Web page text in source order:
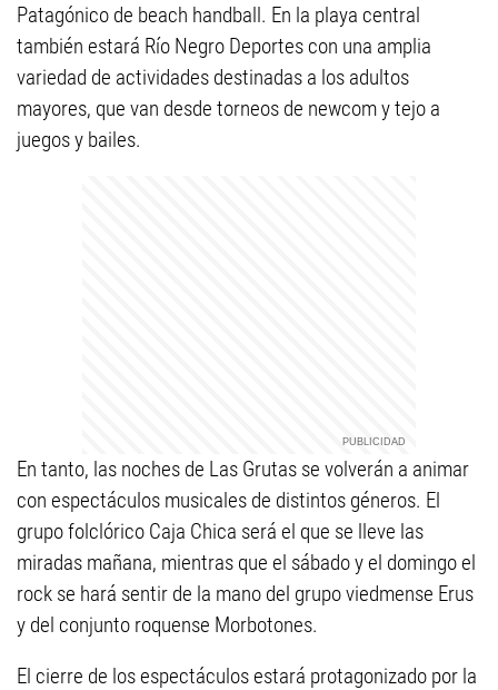
Patagónico de beach handball. En la playa central
también estará Río Negro Deportes con una amplia
variedad de actividades destinadas a los adultos
mayores, que van desde torneos de newcom y tejo a
juegos y bailes.
En tanto, las noches de Las Grutas se volverán a animar
con espectáculos musicales de distintos géneros. El
grupo folclórico Caja Chica será el que se lleve las
miradas mañana, mientras que el sábado y el domingo el
rock se hará sentir de la mano del grupo viedmense Erus
y del conjunto roquense Morbotones.
El cierre de los espectáculos estará protagonizado por la